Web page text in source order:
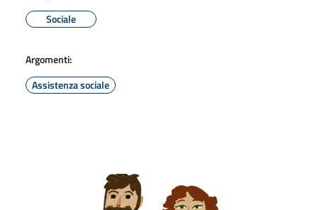
Sociale
Argomenti:
Assistenza sociale